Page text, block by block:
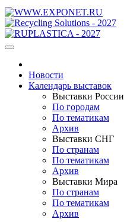
Новости
Календарь выставок
Выставки России
По городам
По тематикам
Архив
Выставки СНГ
По странам
По тематикам
Архив
Выставки Мира
По странам
По тематикам
Архив